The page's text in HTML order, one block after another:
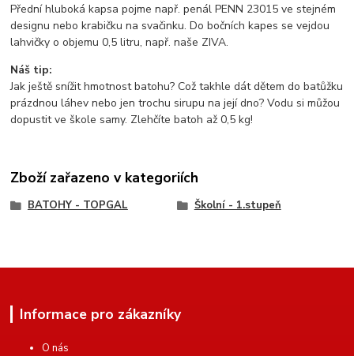
Přední hluboká kapsa pojme např. penál PENN 23015 ve stejném
designu nebo krabičku na svačinku. Do bočních kapes se vejdou
lahvičky o objemu 0,5 litru, např. naše ZIVA.
Náš tip:
Jak ještě snížit hmotnost batohu? Což takhle dát dětem do batůžku
prázdnou láhev nebo jen trochu sirupu na její dno? Vodu si můžou
dopustit ve škole samy. Zlehčíte batoh až 0,5 kg!
Zboží zařazeno v kategoriích
BATOHY - TOPGAL Školní - 1.stupeň
Informace pro zákazníky
O nás